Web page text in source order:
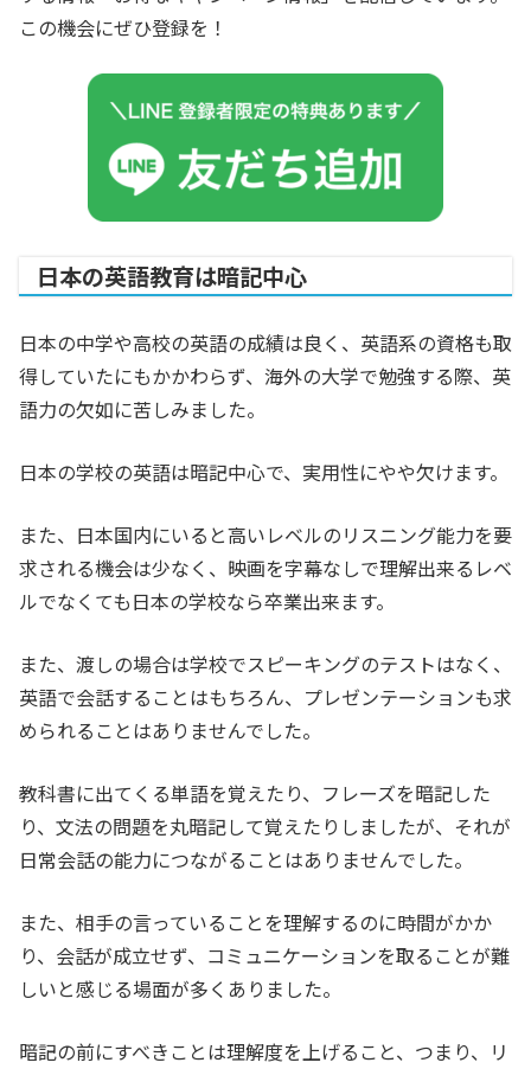
この機会にぜひ登録を！
日本の英語教育は暗記中心
日本の中学や高校の英語の成績は良く、英語系の資格も取
得していたにもかかわらず、海外の大学で勉強する際、英
語力の欠如に苦しみました。
日本の学校の英語は暗記中心で、実用性にやや欠けます。
また、日本国内にいると高いレベルのリスニング能力を要
求される機会は少なく、映画を字幕なしで理解出来るレベ
ルでなくても日本の学校なら卒業出来ます。
また、渡しの場合は学校でスピーキングのテストはなく、
英語で会話することはもちろん、プレゼンテーションも求
められることはありませんでした。
教科書に出てくる単語を覚えたり、フレーズを暗記した
り、文法の問題を丸暗記して覚えたりしましたが、それが
日常会話の能力につながることはありませんでした。
また、相手の言っていることを理解するのに時間がかか
り、会話が成立せず、コミュニケーションを取ることが難
しいと感じる場面が多くありました。
暗記の前にすべきことは理解度を上げること、つまり、リ